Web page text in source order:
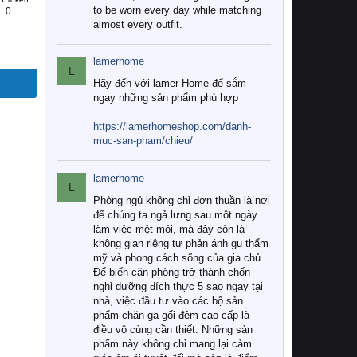
0
to be worn every day while matching
almost every outfit.
L
lamerhome
Hãy đến với lamer Home để sắm
ngay những sản phẩm phù hợp
https://lamerhomeshop.com/danh-
muc-san-pham/chieu/
L
lamerhome
Phòng ngủ không chỉ đơn thuần là nơi
để chúng ta ngả lưng sau một ngày
làm việc mệt mỏi, mà đây còn là
không gian riêng tư phản ánh gu thẩm
mỹ và phong cách sống của gia chủ.
Để biến căn phòng trở thành chốn
nghỉ dưỡng đích thực 5 sao ngay tại
nhà, việc đầu tư vào các bộ sản
phẩm chăn ga gối đệm cao cấp là
điều vô cùng cần thiết. Những sản
phẩm này không chỉ mang lại cảm